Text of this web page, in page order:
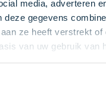
media, adverteren
deze gegevens
ze heeft verstrekt of
van uw gebruik van